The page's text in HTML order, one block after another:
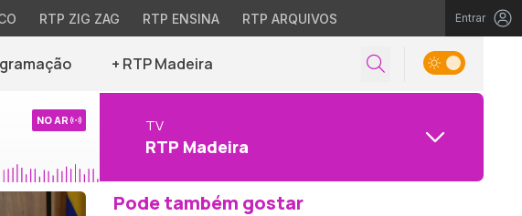
RTP ZIG ZAG RTP ENSINA RTP ARQUIVOS Entrar
+ RTP Madeira
NO AR TV
RTP Madeira
Pode também gostar